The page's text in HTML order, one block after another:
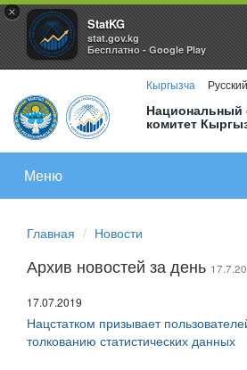
×
StatKG
stat.gov.kg
Бесплатно - Google Play
Кыргызча Русский
Национальный
комитет
Меню
Главная Новости
Архив новостей за день
17.07.2019
Нацстатком призывает
толкованию статистических данных